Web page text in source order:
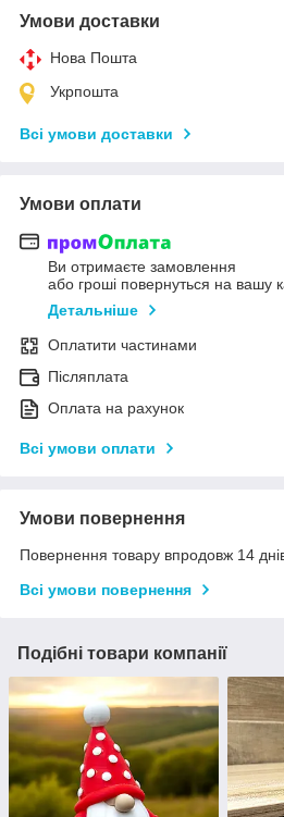
Умови доставки
Нова Пошта
Укрпошта
Всі умови доставки
Умови оплати
Ви отримаєте замовлення
або гроші повернуться на вашу
Детальніше
Оплатити частинами
Післяплата
Оплата на рахунок
Всі умови оплати
Умови повернення
Повернення товару впродовж 14
Всі умови повернення
Подібні товари компанії